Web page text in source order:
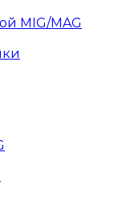
MIG/MAG